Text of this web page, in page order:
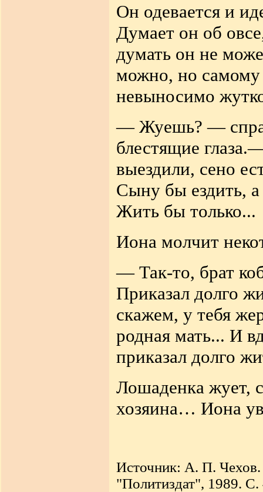
Он одевается и
Думает он об
думать он не
можно, но самому
невыносимо
— Жуешь? —
блестящие
выездили, сено
Сыну бы ездить,
Жить бы только...
Иона молчит
— Так-то, брат
Приказал долго
скажем, у тебя
родная мать... И
приказал долго
Лошаденка жует,
хозяина… Иона
Источник: А. П.
"Политиздат", 1989. С.